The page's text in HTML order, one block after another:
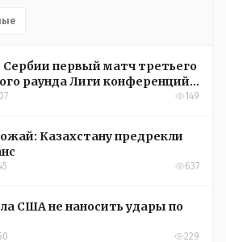
Сербии первый матч третьего
раунда Лиги конференций
149
Казахстану предрекли
637
США не наносить удары по
229